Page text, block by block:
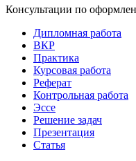
Консультации по
Дипломная работа
ВКР
Практика
Курсовая работа
Реферат
Контрольная работа
Эссе
Решение задач
Презентация
Статья